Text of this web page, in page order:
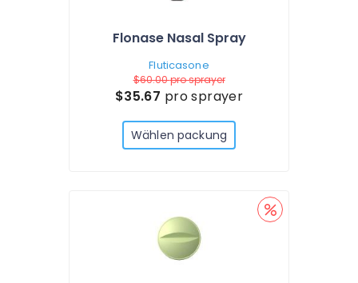
Flonase Nasal Spray
Fluticasone
$60.00pro sprayer
$35.67 pro sprayer
Wählen packung